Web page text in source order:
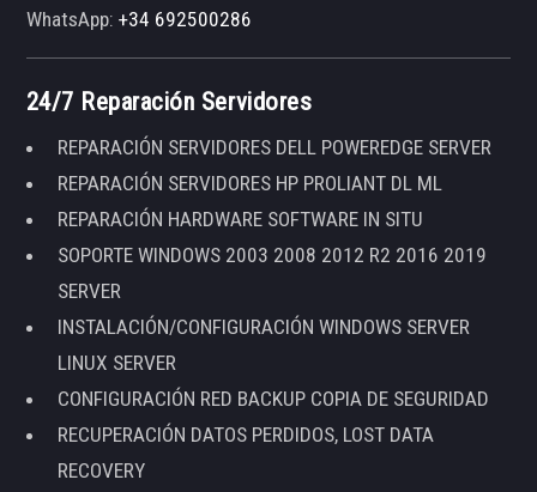
WhatsApp:+34 692500286
24/7 Reparación Servidores
REPARACIÓN SERVIDORES DELL POWEREDGE SERVER
REPARACIÓN SERVIDORES HP PROLIANT DL ML
REPARACIÓN HARDWARE SOFTWARE IN SITU
SOPORTE WINDOWS 2003 2008 2012 R2 2016 2019
SERVER
INSTALACIÓN/CONFIGURACIÓN WINDOWS SERVER
LINUX SERVER
CONFIGURACIÓN RED BACKUP COPIA DE SEGURIDAD
RECUPERACIÓN DATOS PERDIDOS, LOST DATA
RECOVERY